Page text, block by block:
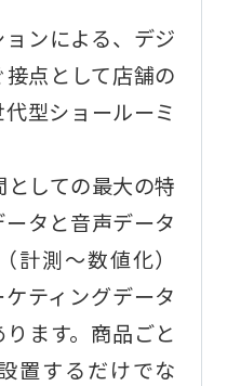
ンによる、デジ
点として店舗の
型ショールーミ
としての最大の特
タと音声データ
計測～数値化）
ティングデータ
ます。商品ごと
置するだけでな